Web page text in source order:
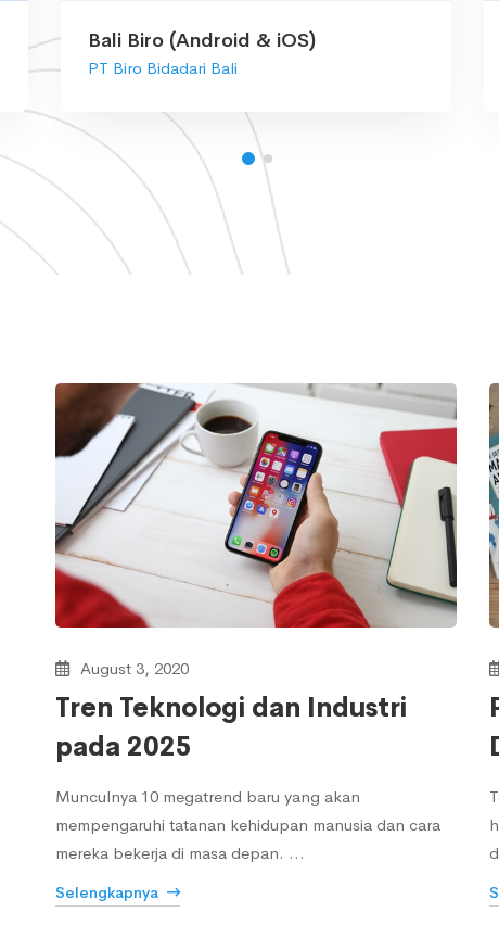
Bali Biro (Android & iOS)
PT Biro Bidadari Bali
August 3, 2020
Tren Teknologi dan Industri
pada 2025
Munculnya 10 megatrend baru yang akan
mempengaruhi tatanan kehidupan manusia dan cara
mereka bekerja di masa depan. …
Selengkapnya